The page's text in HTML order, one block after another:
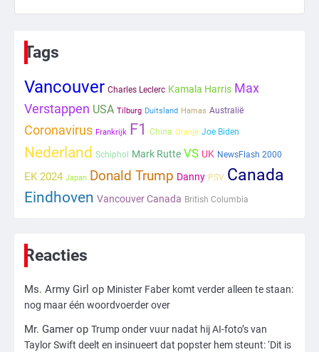
6
1
Kleine veranderingen op komst
2
3
Nick Reiner, zoon van regisseur Rob
Ms. Army Girl
Tags
Vancouver Charles Leclerc Kamala Harris Max
Verstappen USA Tilburg Duitsland Hamas Australië
Coronavirus Frankrijk F1 China Oranje Joe Biden
Nederland Schiphol Mark Rutte VS UK NewsFlash 2000
EK 2024 Japan Donald Trump Danny PSV Canada
Eindhoven Vancouver Canada British Columbia
Reacties
Ms. Army Girl op Minister Faber komt verder alleen te staan:
nog maar één woordvoerder over
Mr. Gamer op Trump onder vuur nadat hij AI-foto’s van
Taylor Swift deelt en insinueert dat popster hem steunt: ‘Dit is